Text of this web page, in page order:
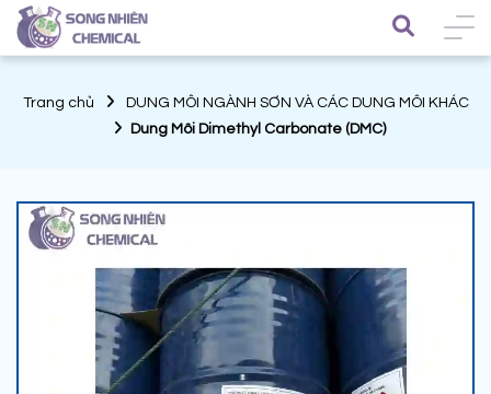
Trang chủ
DUNG MÔI NGÀNH SƠN VÀ CÁC DUNG MÔI KHÁC
Dung Môi Dimethyl Carbonate (DMC)